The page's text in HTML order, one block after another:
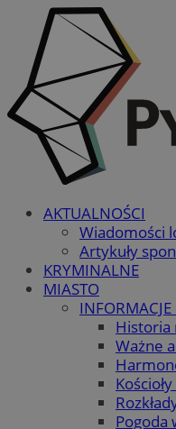
AKTUALNOŚCI
Wiadomości
Artykuły
KRYMINALNE
MIASTO
Historia
Ważne
Pogoda